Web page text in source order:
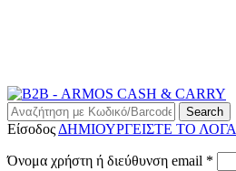
Search
Είσοδος ΔΗΜΙΟΥΡΓΕΙΣΤΕ ΤΟ
Όνομα χρήστη ή διεύθυνση email *